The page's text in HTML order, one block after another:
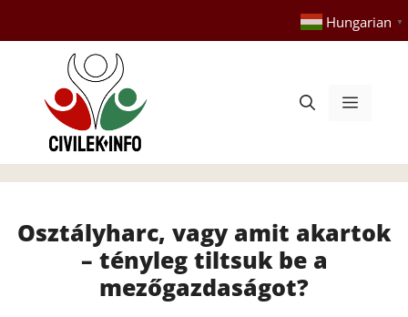
tartalomba
Hungarian ▼
Menü
Osztályharc, vagy amit akartok
– tényleg tiltsuk be a
mezőgazdaságot?